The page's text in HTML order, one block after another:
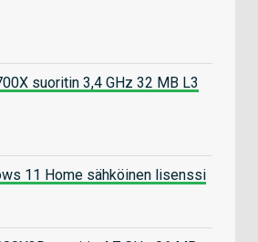
suoritin 3,4 GHz 32 MB L3
11 Home sähköinen lisenssi